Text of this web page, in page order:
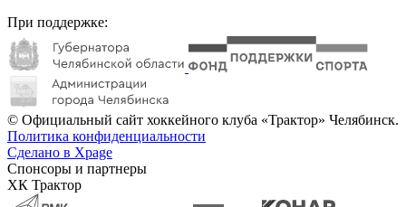
При поддержке:
© Официальный сайт хоккейного клуба «Трактор» Челябинск.
Политика конфиденциальности
Сделано в Xpage
Спонсоры и партнеры
ХК Трактор